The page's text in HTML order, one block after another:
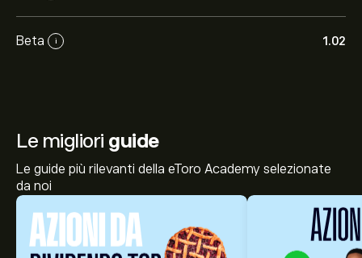
Beta i 1.02
Le migliori guide
Le guide più rilevanti della eToro Academy selezionate
da noi